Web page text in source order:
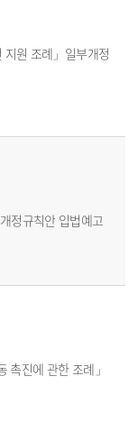
지원 조례」일부개정
정규칙안 입법예고
촉진에 관한 조례」